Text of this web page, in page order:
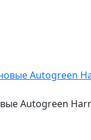
Autogreen